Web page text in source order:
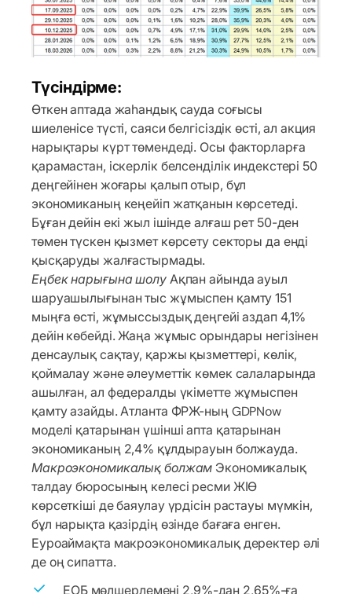
Түсіндірме:
Өткен аптада жаһандық сауда соғысы
шиеленісе түсті, саяси белгісіздік өсті, ал акция
нарықтары күрт төмендеді. Осы факторларға
қарамастан, іскерлік белсенділік индекстері 50
деңгейінен жоғары қалып отыр, бұл
экономиканың кеңейіп жатқанын көрсетеді.
Бұған дейін екі жыл ішінде алғаш рет 50-ден
төмен түскен қызмет көрсету секторы да енді
қысқаруды жалғастырмады.
Еңбек нарығына шолуАқпан айында ауыл
шаруашылығынан тыс жұмыспен қамту 151
мыңға өсті, жұмыссыздық деңгейі аздап 4,1%
дейін көбейді. Жаңа жұмыс орындары негізінен
денсаулық сақтау, қаржы қызметтері, көлік,
қоймалау және әлеуметтік көмек салаларында
ашылған, ал федералды үкіметте жұмыспен
қамту азайды. Атланта ФРЖ-ның GDPNow
моделі қатарынан үшінші апта қатарынан
экономиканың 2,4% құлдырауын болжауда.
Макроэкономикалық болжам Экономикалық
талдау бюросының келесі ресми ЖІӨ
көрсеткіші де баяулау үрдісін растауы мүмкін,
бұл нарықта қазірдің өзінде бағаға енген.
Еуроаймақта макроэкономикалық деректер әлі
де оң сипатта.
ЕОБ мөлшерлемені 2,9%-дан 2,65%-ға